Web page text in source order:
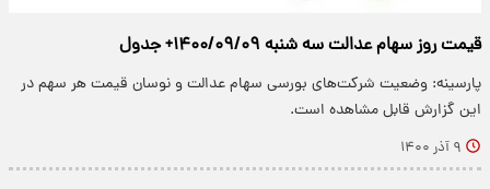
قیمت روز سهام عدالت سه شنبه ۱۴۰۰/۰۹/۰۹+ جدول
پارسینه: وضعیت شرکت‌های بورسی سهام عدالت و نوسان قیمت هر سهم در
این گزارش قابل مشاهده است.
۹ آذر ۱۴۰۰